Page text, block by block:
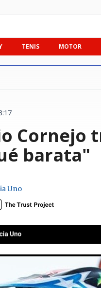
TENIS MOTOR
Cornejo
barata"
Uno